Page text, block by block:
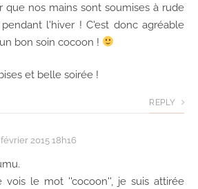
que nos mains sont soumises à rude
l'hiver ! C'est donc agréable
bon soin cocoon !
et belle soirée !
REPLY
2015 18h16
vois le mot ''cocoon'', je suis attirée